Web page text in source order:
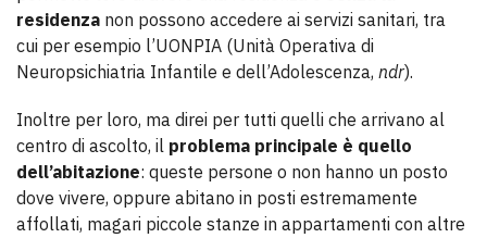
residenza non possono accedere ai servizi sanitari, tra
cui per esempio l’UONPIA (Unità Operativa di
Neuropsichiatria Infantile e dell’Adolescenza, ndr).
Inoltre per loro, ma direi per tutti quelli che arrivano al
centro di ascolto, il problema principale è quello
dell’abitazione: queste persone o non hanno un posto
dove vivere, oppure abitano in posti estremamente
affollati, magari piccole stanze in appartamenti con altre